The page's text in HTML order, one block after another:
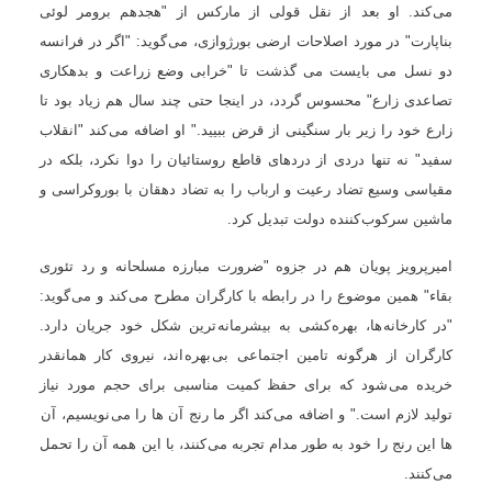
می کند. او بعد از نقل قولی از مارکس از "هجدهم برومر لوئی
بناپارت" در مورد اصلاحات ارضی بورژوازی، می گويد: "اگر در فرانسه
دو نسل می بايست می گذشت تا "خرابی وضع زراعت و بدهکاری
تصاعدی زارع" محسوس گردد، در اينجا حتی چند سال هم زياد بود تا
زارع خود را زير بار سنگينی از قرض ببييد." او اضافه می کند "انقلاب
سفيد" نه تنها دردی از دردهای قاطع روستائيان را دوا نکرد، بلکه در
مقياسی وسيع تضاد رعيت و ارباب را به تضاد دهقان با بوروکراسی و
ماشين سرکوب کننده دولت تبديل کرد.
اميرپرويز پويان هم در جزوه "ضرورت مبارزه مسلحانه و رد تئوری
بقاء" همين موضوع را در رابطه با کارگران مطرح می کند و می گويد:
"در کارخانه ها، بهره کشی به بيشرمانه ترين شکل خود جريان دارد.
کارگران از هرگونه تامين اجتماعی بی بهره اند، نيروی کار همانقدر
خريده می شود که برای حفظ کميت مناسبی برای حجم مورد نياز
توليد لازم است." و اضافه می کند اگر ما رنج آن ها را می نويسيم، آن
ها اين رنج را خود به طور مدام تجربه می کنند، با اين همه آن را تحمل
می کنند.